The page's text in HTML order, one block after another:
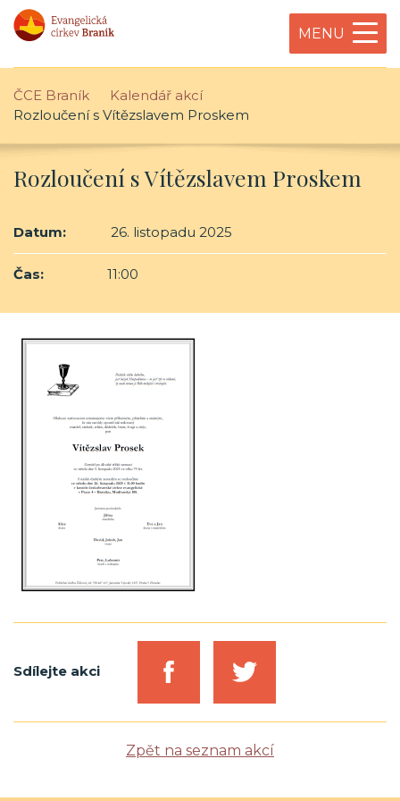
MENU
ČCE Braník
Kalendář akcí
Rozloučení s Vítězslavem Proskem
Rozloučení s Vítězslavem Proskem
Datum: 26. listopadu 2025
Čas: 11:00
Sdílejte akci
Zpět na seznam akcí